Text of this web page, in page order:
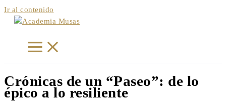
Ir al contenido
Crónicas de un “Paseo”: de lo
épico a lo resiliente